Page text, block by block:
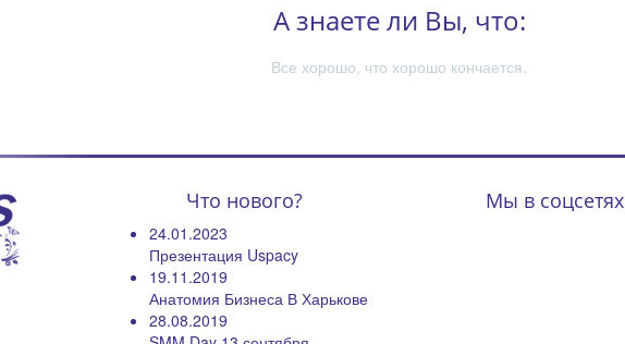
А знаете ли Вы, что:
Все хорошо, что хорошо кончается.
Мы в соцсетях
Что нового?
24.01.2023
Презентация Uspacy
19.11.2019
Анатомия Бизнеса В Харькове
28.08.2019